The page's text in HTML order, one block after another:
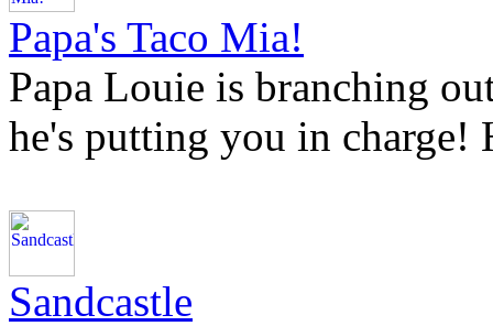
Papa's Taco Mia!
Papa Louie is branching
he's putting you in
Sandcastle